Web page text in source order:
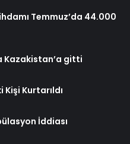
Temmuz’da 44.000
Kazakistan’a gitti
Kurtarıldı
İddiası